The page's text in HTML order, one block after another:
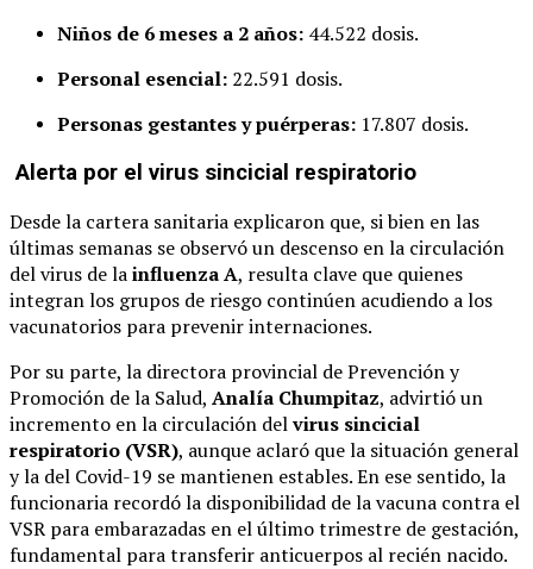
Niños de 6 meses a 2 años: 44.522 dosis.
Personal esencial: 22.591 dosis.
Personas gestantes y puérperas: 17.807 dosis.
Alerta por el virus sincicial respiratorio
Desde la cartera sanitaria explicaron que, si bien en las
últimas semanas se observó un descenso en la circulación
del virus de lainfluenza A, resulta clave que quienes
integran los grupos de riesgo continúen acudiendo a los
vacunatorios para prevenir internaciones.
Por su parte, la directora provincial de Prevención y
Promoción de la Salud, Analía Chumpitaz, advirtió un
incremento en la circulación delvirus sincicial
respiratorio (VSR), aunque aclaró que la situación general
y la del Covid-19 se mantienen estables. En ese sentido, la
funcionaria recordó la disponibilidad de la vacuna contra el
VSR para embarazadas en el último trimestre de gestación,
fundamental para transferir anticuerpos al recién nacido.